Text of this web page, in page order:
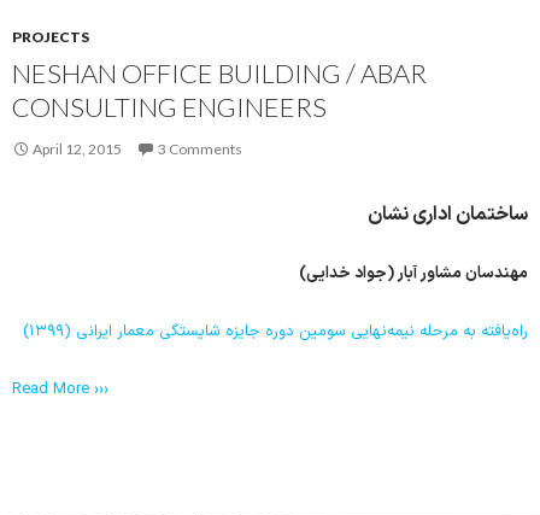
PROJECTS
NESHAN OFFICE BUILDING / ABAR
CONSULTING ENGINEERS
April 12, 2015 3 Comments
ساختمان اداری نشان
مهندسان مشاور آبار (جواد خدایی)
راه‌یافته به مرحله نیمه‌نهایی سومین دوره جایزه شایستگی معمار ایرانی (۱۳۹۹)
Read More ›››